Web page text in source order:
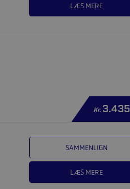
LÆS MERE
Kr. 3.435
SAMMENLIGN
LÆS MERE